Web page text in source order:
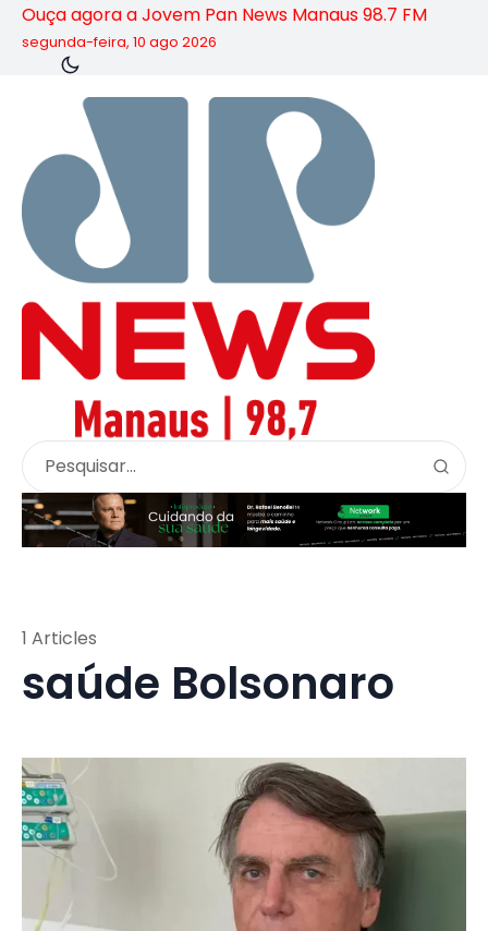
Ouça agora a Jovem Pan News Manaus 98.7 FM
segunda-feira, 10 ago 2026
saúde Bolsonaro
1 Articles